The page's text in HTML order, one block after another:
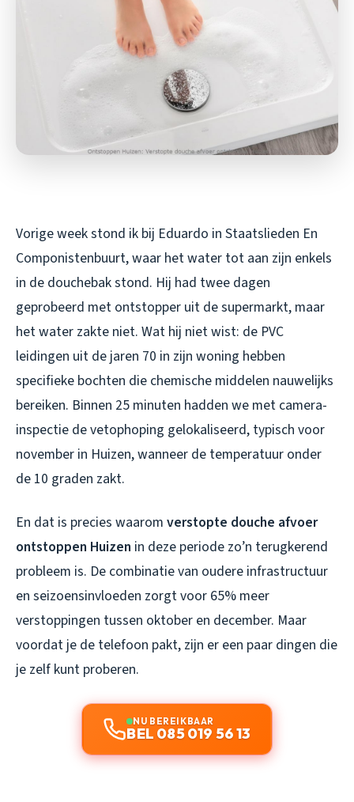
Vorige week stond ik bij Eduardo in Staatslieden En
Componistenbuurt, waar het water tot aan zijn enkels
in de douchebak stond. Hij had twee dagen
geprobeerd met ontstopper uit de supermarkt, maar
het water zakte niet. Wat hij niet wist: de PVC
leidingen uit de jaren 70 in zijn woning hebben
specifieke bochten die chemische middelen nauwelijks
bereiken. Binnen 25 minuten hadden we met camera-
inspectie de vetophoping gelokaliseerd, typisch voor
november in Huizen, wanneer de temperatuur onder
de 10 graden zakt.
En dat is precies waarom verstopte douche afvoer
ontstoppen Huizen in deze periode zo’n terugkerend
probleem is. De combinatie van oudere infrastructuur
en seizoensinvloeden zorgt voor 65% meer
verstoppingen tussen oktober en december. Maar
voordat je de telefoon pakt, zijn er een paar dingen die
je zelf kunt proberen.
NU BEREIKBAAR
BEL 085 019 56 13